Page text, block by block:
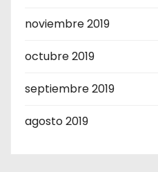
noviembre 2019
octubre 2019
septiembre 2019
agosto 2019